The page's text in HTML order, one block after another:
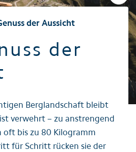
der Aussicht
der
Berglandschaft bleibt
verwehrt – zu anstrengend
bis zu 80 Kilogramm
für Schritt rücken sie der